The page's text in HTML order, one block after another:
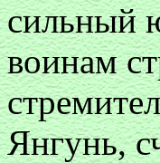
сильный
воинам
Янгунь,